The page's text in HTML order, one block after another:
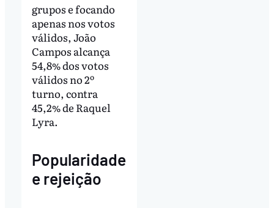
grupos e focando
apenas nos votos
válidos, João
Campos alcança
54,8% dos votos
válidos no 2º
turno, contra
45,2% de Raquel
Lyra.
Popularidade
e rejeição